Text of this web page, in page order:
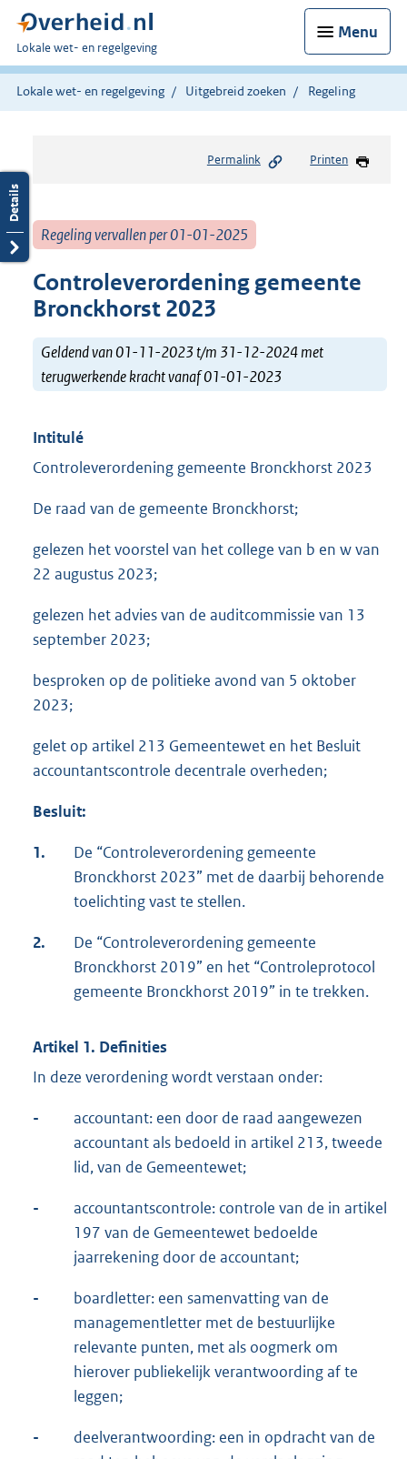
Menu
U
bent
hier:
Lokale wet- en regelgeving
Lokale wet- en regelgeving Uitgebreid zoeken Regeling
Permalink Printen
Regeling vervallen per 01-01-2025
Controleverordening gemeente
Bronckhorst 2023
Geldend van 01-11-2023 t/m 31-12-2024 met
terugwerkende kracht vanaf 01-01-2023
Intitulé
Controleverordening gemeente Bronckhorst 2023
De raad van de gemeente Bronckhorst;
gelezen het voorstel van het college van b en w van
22 augustus 2023;
gelezen het advies van de auditcommissie van 13
september 2023;
besproken op de politieke avond van 5 oktober
2023;
gelet op artikel 213 Gemeentewet en het Besluit
accountantscontrole decentrale overheden;
Besluit:
1.
De “Controleverordening gemeente
Bronckhorst 2023” met de daarbij behorende
toelichting vast te stellen.
2.
De “Controleverordening gemeente
Bronckhorst 2019” en het “Controleprotocol
gemeente Bronckhorst 2019” in te trekken.
Artikel 1. Definities
In deze verordening wordt verstaan onder:
-
accountant: een door de raad aangewezen
accountant als bedoeld in artikel 213, tweede
lid, van de Gemeentewet;
-
accountantscontrole: controle van de in artikel
197 van de Gemeentewet bedoelde
jaarrekening door de accountant;
-
boardletter: een samenvatting van de
managementletter met de bestuurlijke
relevante punten, met als oogmerk om
hierover publiekelijk verantwoording af te
leggen;
-
deelverantwoording: een in opdracht van de